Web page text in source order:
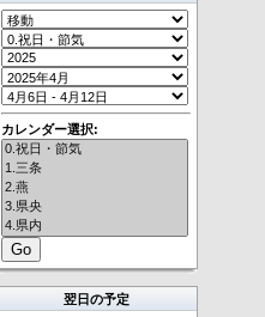
カレンダー選択:
翌日の予定